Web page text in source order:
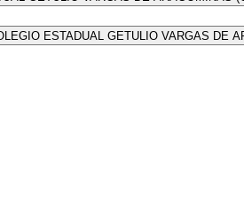
ESTADUAL GETULIO VARGAS DE